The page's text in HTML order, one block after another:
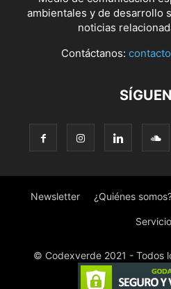
ambientales y de desarrollo
noticias
Contáctanos:
Newsletter ¿Quiénes
© Codexverde 2021 - Todos